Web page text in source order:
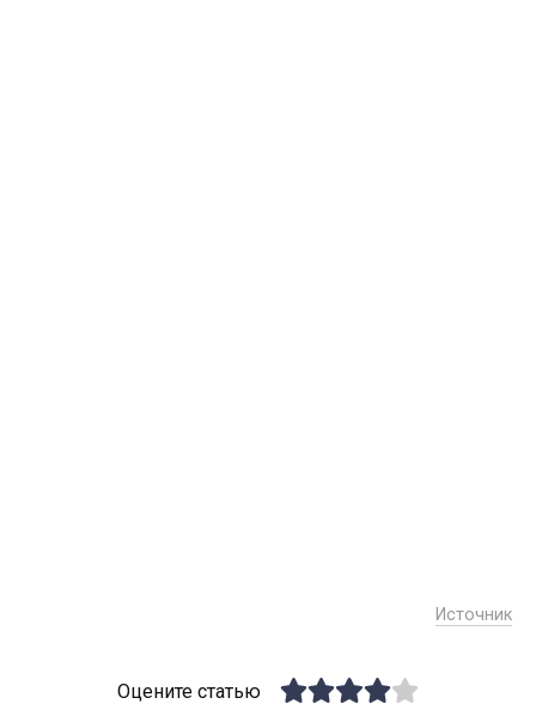
Источник
Оцените статью